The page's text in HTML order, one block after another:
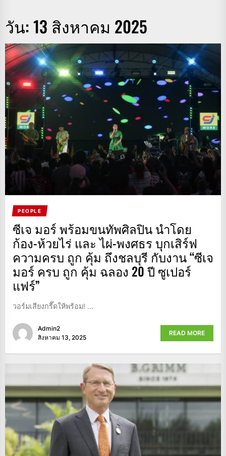
วัน:13 สิงหาคม 2025
PEOPLE
ซีเจ มอร์ พร้อมขนทัพศิลปิน นำโดย
ก้อง-ห้วยไร่ และ ไผ่-พงศธร บุกเสิร์ฟ
ความครบ ถูก คุ้ม ถึงชลบุรี กับงาน “ซีเจ
มอร์ ครบ ถูก คุ้ม ฉลอง 20 ปี ซูเปอร์
แฟร์”
วอร์มเสียงกรี๊ดให้พร้อม! ...
Admin2
สิงหาคม 13, 2025
READ MORE